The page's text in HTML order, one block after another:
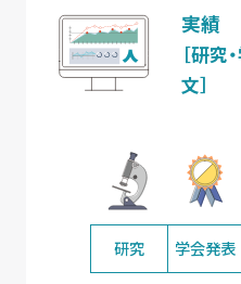
実績
［研究
文］
研究 学会発表